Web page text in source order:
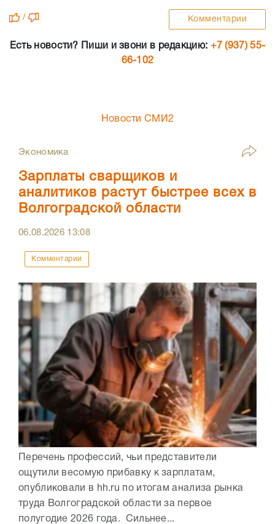
/ Комментарии
Есть новости? Пиши и звони в редакцию: +7 (937) 55-
66-102
Новости СМИ2
Экономика
Зарплаты сварщиков и
аналитиков растут быстрее всех в
Волгоградской области
06.08.2026 13:08
Комментарии
Перечень профессий, чьи представители
ощутили весомую прибавку к зарплатам,
опубликовали в hh.ru по итогам анализа рынка
труда Волгоградской области за первое
полугодие 2026 года. Сильнее...